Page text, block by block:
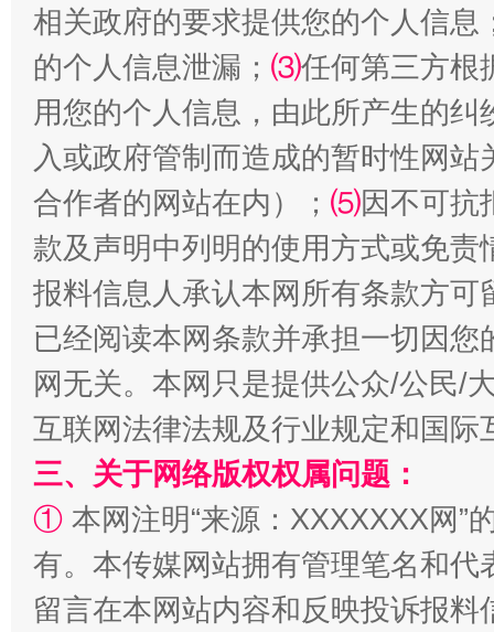
揭开“小金库”的免责幌子
受贿1.44亿！段成刚被判无期 从幼
全民健身五年计划来了！等你上场
相关政府的要求提供您的个人信息
的个人信息泄漏； ⑶任何第三方根
用您的个人信息，由此所产生的纠
入或政府管制而造成的暂时性网
合作者的网站在内）； ⑸因不可抗
款及声明中列明的使用方式或免责
报料信息人承认本网所有条款方
已经阅读本网条款并承担一切因
网无关。本网只是提供公众/公民/
互联网法律法规及行业规定和国
三、关于网络版权权属问题：
① 本网注明“来源：XXXXXXX网”
有。本传媒网站拥有管理笔名和
留言在本网站内容和反映投诉报